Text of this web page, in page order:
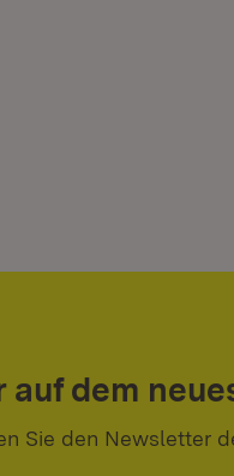
auf dem
Sie den Newsletter